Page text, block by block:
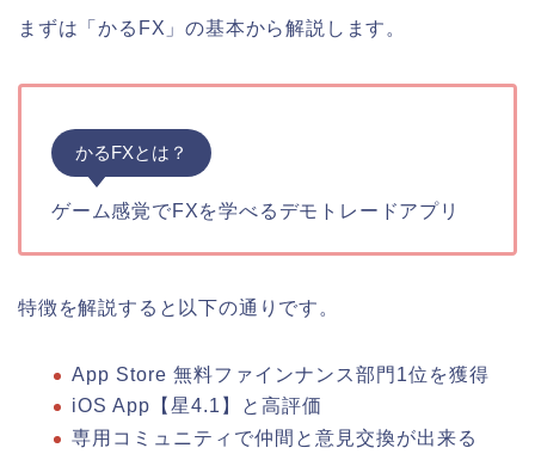
まずは「かるFX」の基本から解説します。
かるFXとは？
ゲーム感覚でFXを学べるデモトレードアプリ
特徴を解説すると以下の通りです。
App Store 無料ファインナンス部門1位を獲得
iOS App【星4.1】と高評価
専用コミュニティで仲間と意見交換が出来る